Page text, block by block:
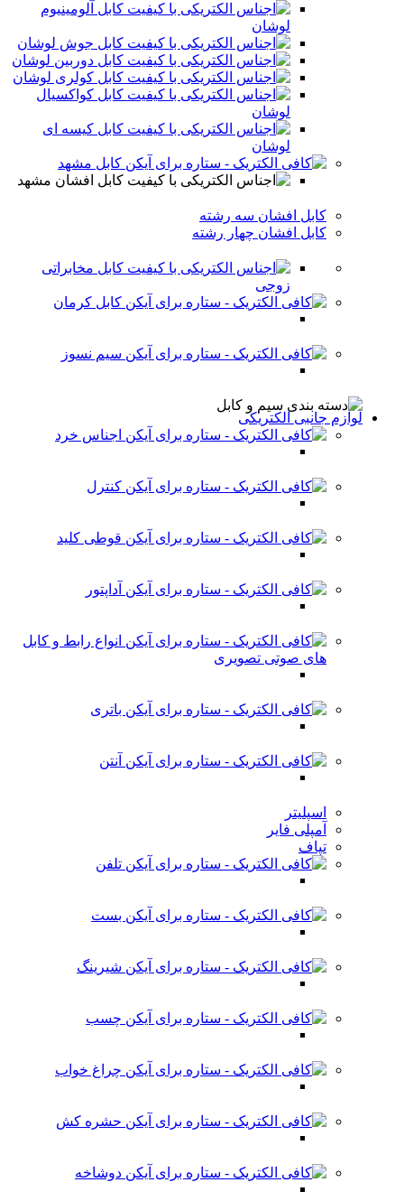
کابل آلومینیوم
لوشان
کابل جوش لوشان
کابل دوربین لوشان
کابل کولری لوشان
کابل کواکسیال
لوشان
کابل کیسه ای
لوشان
کابل مشهد
کابل افشان مشهد
کابل افشان سه رشته
کابل افشان چهار رشته
کابل مخابراتی
زوجی
کابل کرمان
سیم نسوز
لوازم جانبی الکتریکی
اجناس خرد
کنترل
قوطی کلید
آداپتور
انواع رابط و کابل
های صوتی تصویری
باتری
آنتن
اسپلیتر
آمپلی فایر
تپاف
تلفن
بست
شیرینگ
چسب
چراغ خواب
حشره کش
دوشاخه